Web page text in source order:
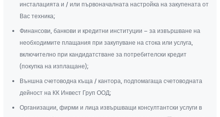
инсталацията и / или първоначалната настройка на закупената от
Вас техника;
Финансови, банкови и кредитни институции – за извършване на
необходимите плащания при закупуване на стока или услуга,
включително при кандидатстване за потребителски кредит
(покупка на изплащане);
Външна счетоводна къща / кантора, подпомагаща счетоводната
дейност на КК Инвест Груп ООД;
Организации, фирми и лица извършващи консултантски услуги в